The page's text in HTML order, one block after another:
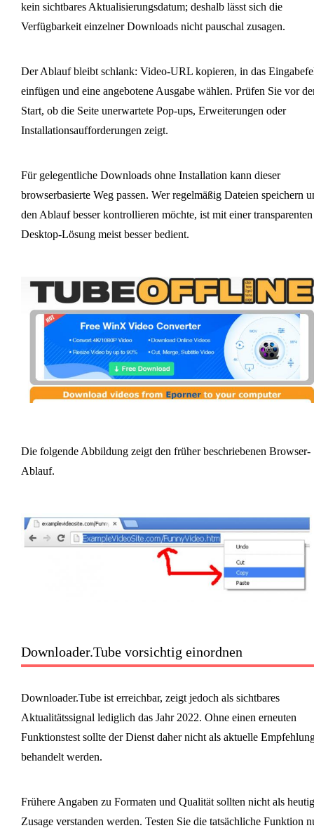
kein sichtbares Aktualisierungsdatum; deshalb lässt sich die
Verfügbarkeit einzelner Downloads nicht pauschal zusagen.
Der Ablauf bleibt schlank: Video-URL kopieren, in das
einfügen und eine angebotene Ausgabe wählen. Prüfen Sie vor
Start, ob die Seite unerwartete Pop-ups, Erweiterungen oder
Installationsaufforderungen zeigt.
Für gelegentliche Downloads ohne Installation kann dieser
browserbasierte Weg passen. Wer regelmäßig Dateien speichern
den Ablauf besser kontrollieren möchte, ist mit einer transparenten
Desktop-Lösung meist besser bedient.
Die folgende Abbildung zeigt den früher beschriebenen Browser-
Ablauf.
Downloader.Tube vorsichtig einordnen
Downloader.Tube ist erreichbar, zeigt jedoch als sichtbares
Aktualitätssignal lediglich das Jahr 2022. Ohne einen erneuten
Funktionstest sollte der Dienst daher nicht als aktuelle
behandelt werden.
Frühere Angaben zu Formaten und Qualität sollten nicht als
Zusage verstanden werden. Testen Sie die tatsächliche Funktion